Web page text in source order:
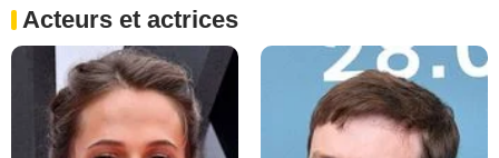
Acteurs et actrices